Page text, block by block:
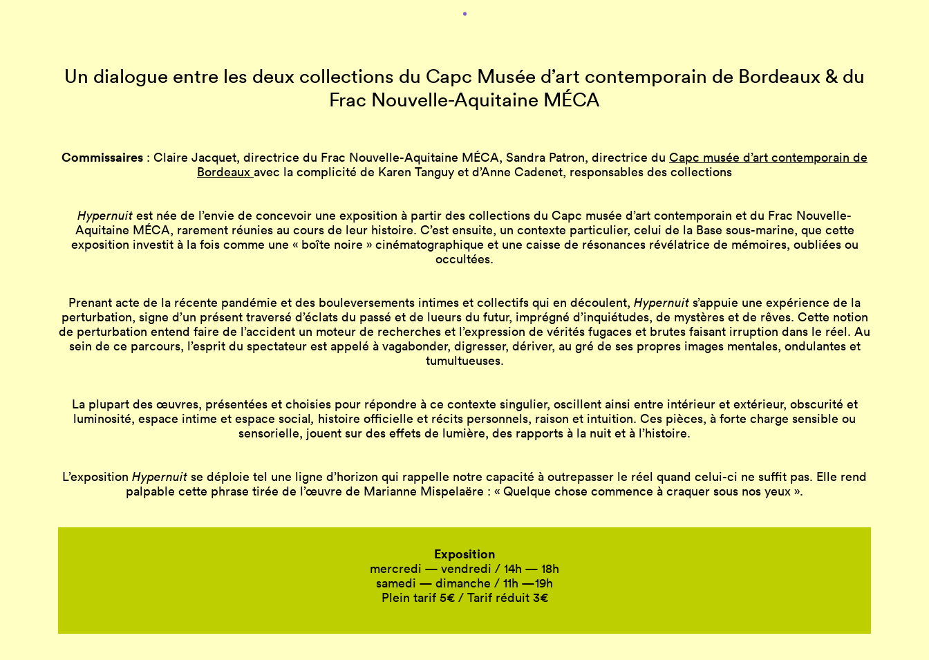
Un dialogue entre les deux collections du Capc Musée d’art contemporain de Bordeaux & du
Frac Nouvelle-Aquitaine MÉCA
Commissaires : Claire Jacquet, directrice du Frac Nouvelle-Aquitaine MÉCA, Sandra Patron, directrice du Capc musée d’art contemporain de
Bordeaux avec la complicité de Karen Tanguy et d’Anne Cadenet, responsables des collections
Hypernuit est née de l’envie de concevoir une exposition à partir des collections du Capc musée d’art contemporain et du Frac Nouvelle-
Aquitaine MÉCA, rarement réunies au cours de leur histoire. C’est ensuite, un contexte particulier, celui de la Base sous-marine, que cette
exposition investit à la fois comme une « boîte noire » cinématographique et une caisse de résonances révélatrice de mémoires, oubliées ou
occultées.
Prenant acte de la récente pandémie et des bouleversements intimes et collectifs qui en découlent, Hypernuit s’appuie une expérience de la
perturbation, signe d’un présent traversé d’éclats du passé et de lueurs du futur, imprégné d’inquiétudes, de mystères et de rêves. Cette notion
de perturbation entend faire de l’accident un moteur de recherches et l’expression de vérités fugaces et brutes faisant irruption dans le réel. Au
sein de ce parcours, l’esprit du spectateur est appelé à vagabonder, digresser, dériver, au gré de ses propres images mentales, ondulantes et
tumultueuses.
La plupart des œuvres, présentées et choisies pour répondre à ce contexte singulier, oscillent ainsi entre intérieur et extérieur, obscurité et
luminosité, espace intime et espace social, histoire officielle et récits personnels, raison et intuition. Ces pièces, à forte charge sensible ou
sensorielle, jouent sur des effets de lumière, des rapports à la nuit et à l’histoire.
L’exposition Hypernuit se déploie tel une ligne d’horizon qui rappelle notre capacité à outrepasser le réel quand celui-ci ne suffit pas. Elle rend
palpable cette phrase tirée de l’œuvre de Marianne Mispelaëre : « Quelque chose commence à craquer sous nos yeux ».
Exposition
mercredi — vendredi / 14h — 18h
samedi — dimanche / 11h —19h
Plein tarif 5€ / Tarif réduit 3€